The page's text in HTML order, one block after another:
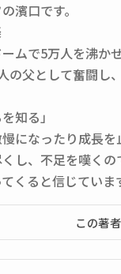
濱口です。
ムで5万人を沸か
の父として奮闘し
知る」
になったり成長
し、不足を嘆く
くると信じていま
この著